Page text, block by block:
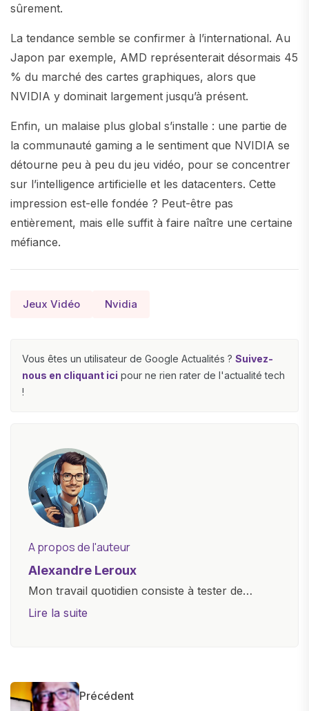
sûrement.
La tendance semble se confirmer à l’international. Au
Japon par exemple, AMD représenterait désormais 45
% du marché des cartes graphiques, alors que
NVIDIA y dominait largement jusqu’à présent.
Enfin, un malaise plus global s’installe : une partie de
la communauté gaming a le sentiment que NVIDIA se
détourne peu à peu du jeu vidéo, pour se concentrer
sur l’intelligence artificielle et les datacenters. Cette
impression est-elle fondée ? Peut-être pas
entièrement, mais elle suffit à faire naître une certaine
méfiance.
Jeux Vidéo Nvidia
Vous êtes un utilisateur de Google Actualités ? Suivez-
nous en cliquant ici pour ne rien rater de l'actualité tech
!
A propos de l'auteur
Alexandre Leroux
Mon travail quotidien consiste à tester de
nouveaux appareils, à rédiger des critiques
informations précises et pertinentes pour aider
les consommateurs à comprendre et à naviguer
Lire la suite
Précédent